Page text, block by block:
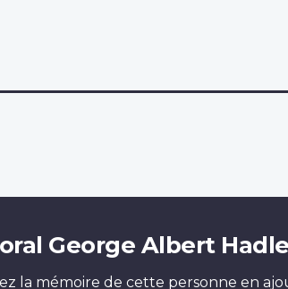
George Albert
la mémoire de cette personne en